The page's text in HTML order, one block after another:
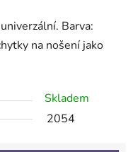
Barva:
na nošení jako
Skladem
2054